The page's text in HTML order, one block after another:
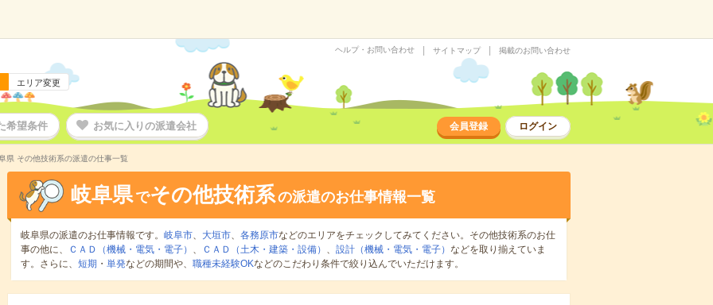
エリア変更
ヘルプ・お問い合わせ サイトマップ 掲載のお問い合わせ
希望条件 お気に入りの派遣会社 会員登録 ログイン
県 その他技術系の派遣の仕事一覧
岐阜県 でその他技術系の派遣のお仕事情報一覧
岐阜県の派遣のお仕事情報です。 岐阜市、 大垣市、 各務原市などのエリアをチェックしてみてください。その他技術系のお仕
事の他に、
ＣＡＤ（機械・電気・電子） 、 ＣＡＤ（土木・建築・設備） 、 設計（機械・電気・電子） などを取り揃えていま
す。さらに、 短期 ・ 単発などの期間や、 職種未経験OKなどのこだわり条件で絞り込んでいただけます。